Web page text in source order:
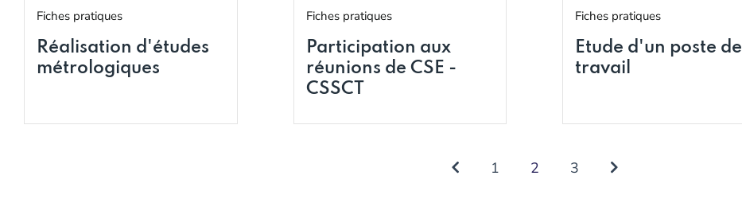
Fiches pratiques
Réalisation d'études
métrologiques
Fiches pratiques
Participation aux
réunions de CSE -
CSSCT
Fiches pratiques
Etude d'un poste de
travail
1 2 3